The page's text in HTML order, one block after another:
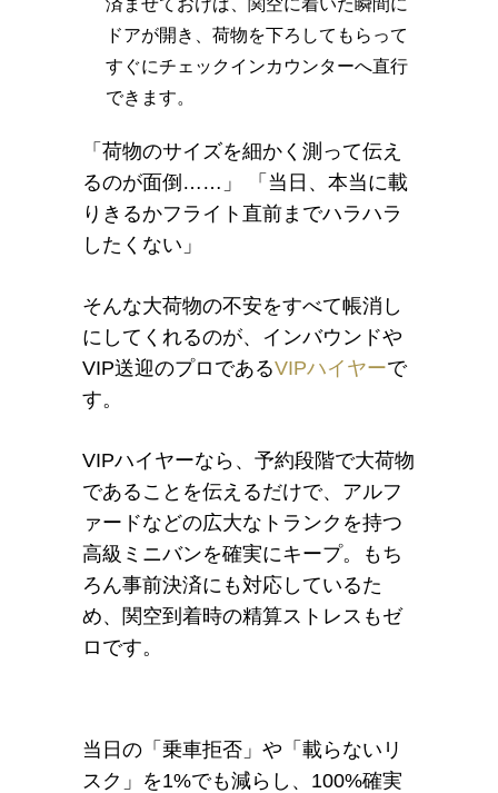
済ませておけば、関空に着いた瞬間に
ドアが開き、荷物を下ろしてもらって
すぐにチェックインカウンターへ直行
できます。
「荷物のサイズを細かく測って伝え
るのが面倒……」 「当日、本当に載
りきるかフライト直前までハラハラ
したくない」
そんな大荷物の不安をすべて帳消し
にしてくれるのが、インバウンドや
VIP送迎のプロであるVIPハイヤーで
す。
VIPハイヤーなら、予約段階で大荷物
であることを伝えるだけで、アルフ
ァードなどの広大なトランクを持つ
高級ミニバンを確実にキープ。もち
ろん事前決済にも対応しているた
め、関空到着時の精算ストレスもゼ
ロです。
当日の「乗車拒否」や「載らないリ
スク」を1%でも減らし、100%確実